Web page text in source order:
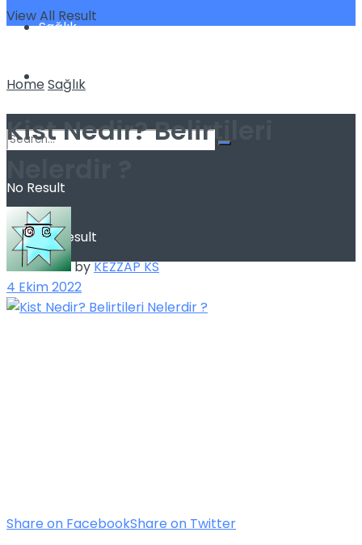
Sağlık
Spor
No Result
View All Result
View All Result
HomeSağlık
Kist Nedir? Belirtileri
byKEZZAP KS
4 Ekim 2022
Share on FacebookShare on Twitter